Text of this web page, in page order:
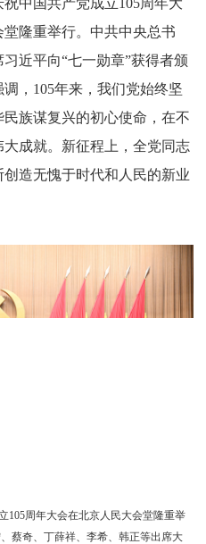
中国共产党成立105周年大
隆重举行。中共中央总书
近平向“七一勋章”获得者颁
，105年来，我们党始终坚
族谋复兴的初心使命，在不
成就。新征程上，全党同志
造无愧于时代和人民的新业
105周年大会在北京人民大会堂隆重举
蔡奇、丁薛祥、李希、韩正等出席大